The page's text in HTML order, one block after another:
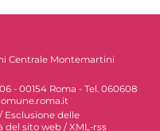
Centrale Montemartini
- 00154 Roma - Tel. 060608
/ Esclusione delle
del sito web / XML-rss